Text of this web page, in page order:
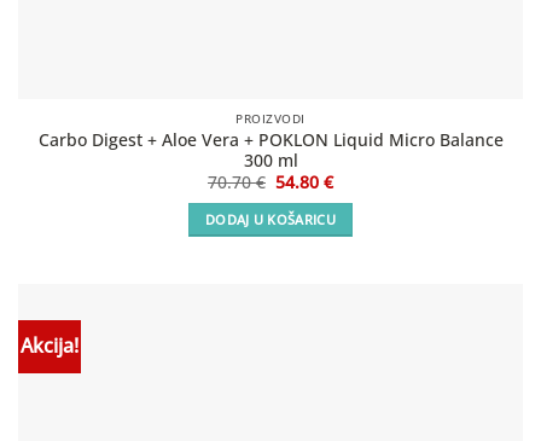
PROIZVODI
Carbo Digest + Aloe Vera + POKLON Liquid Micro Balance
300 ml
70.70€ Izvorna
bila
je:
70.70 €.
54.80€Trenutna
je:
54.80 €.
DODAJ U KOŠARICU
Akcija!